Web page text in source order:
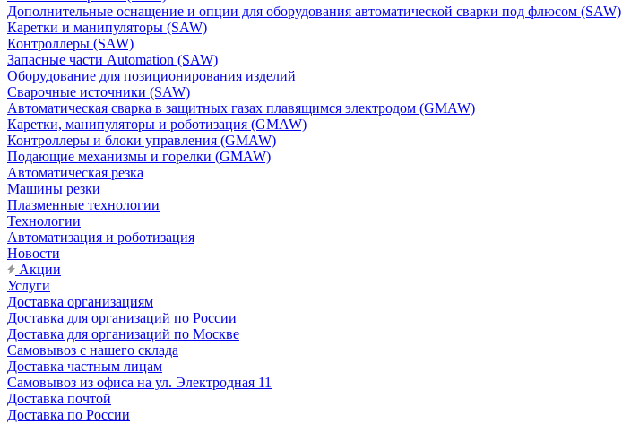
Дополнительные оснащение и опции для оборудования автоматической сварки под флюсом (SAW)
Каретки и манипуляторы (SAW)
Контроллеры (SAW)
Запасные части Automation (SAW)
Оборудование для позиционирования изделий
Сварочные источники (SAW)
Автоматическая сварка в защитных газах плавящимся электродом (GMAW)
Каретки, манипуляторы и роботизация (GMAW)
Контроллеры и блоки управления (GMAW)
Подающие механизмы и горелки (GMAW)
Автоматическая резка
Машины резки
Плазменные технологии
Технологии
Автоматизация и роботизация
Новости
Акции
Услуги
Доставка организациям
Доставка для организаций по России
Доставка для организаций по Москве
Самовывоз с нашего склада
Доставка частным лицам
Самовывоз из офиса на ул. Электродная 11
Доставка почтой
Доставка по России